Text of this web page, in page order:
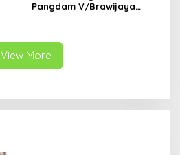
Pangdam V/Brawijaya
View More